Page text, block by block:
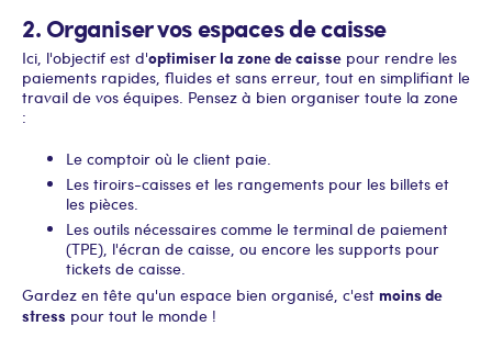
2. Organiser vos espaces de caisse
Ici, l'objectif est d'optimiser la zone de caisse pour rendre les
paiements rapides, fluides et sans erreur, tout en simplifiant le
travail de vos équipes. Pensez à bien organiser toute la zone
:
Le comptoir où le client paie.
Les tiroirs-caisses et les rangements pour les billets et
les pièces.
Les outils nécessaires comme le terminal de paiement
(TPE), l'écran de caisse, ou encore les supports pour
tickets de caisse.
Gardez en tête qu'un espace bien organisé, c'est moins de
stress pour tout le monde !